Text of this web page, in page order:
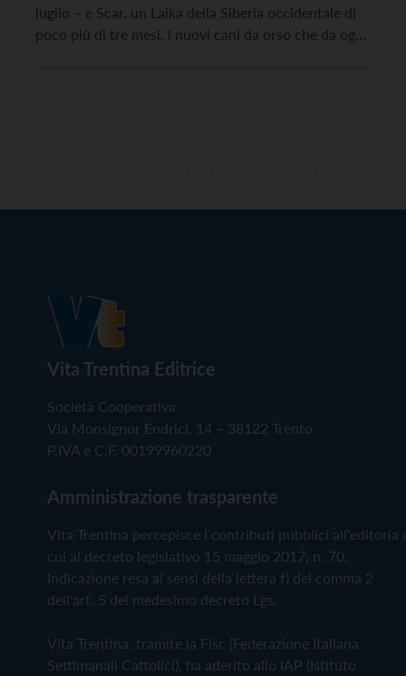
luglio – e Scar, un Laika della Siberia occidentale di
poco più di tre mesi, i nuovi cani da orso che da oggi
Vita Trentina Editrice
Società Cooperativa
Via Monsignor Endrici, 14 – 38122 Trento
P.IVA e C.F. 00199960220
Amministrazione trasparente
Vita Trentina percepisce i contributi pubblici all'editoria
cui al decreto legislativo 15 maggio 2017, n. 70.
Indicazione resa ai sensi della lettera f) del comma 2
dell'art. 5 del medesimo decreto Lgs.
Vita Trentina, tramite la Fisc (Federazione Italiana
Settimanali Cattolici), ha aderito allo IAP (Istituto